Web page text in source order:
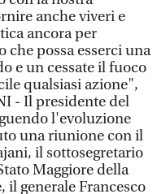
anche viveri e
ancora per
possa esserci una
e un cessate il fuoco
qualsiasi azione",
- Il presidente del
l'evoluzione
una riunione con il
il sottosegretario
Maggiore della
il generale Francesco